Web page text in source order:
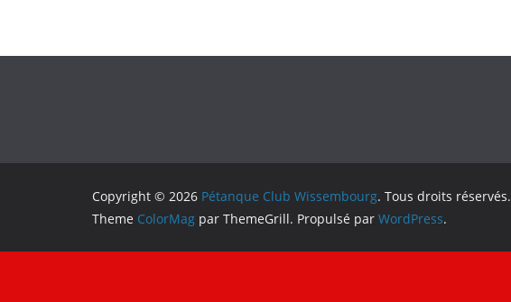
Copyright © 2026 Pétanque Club Wissembourg. Tous droits réservés.
Theme ColorMag par ThemeGrill. Propulsé par WordPress.